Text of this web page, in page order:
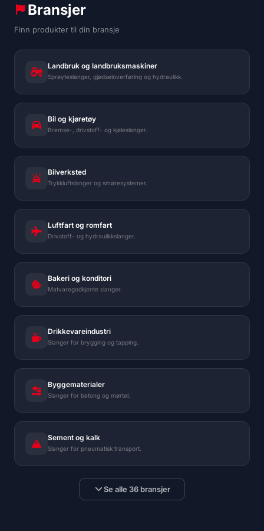
Bransjer
Finn produkter til din bransje
Landbruk og landbruksmaskiner
Sprøyteslanger, gjødseloverføring og hydraulikk.
Bil og kjøretøy
Bremse-, drivstoff- og kjøleslanger.
Bilverksted
Trykkluftslanger og smøresystemer.
Luftfart og romfart
Drivstoff- og hydraulikkslanger.
Bakeri og konditori
Matvaregodkjente slanger.
Drikkevareindustri
Slanger for brygging og tapping.
Byggematerialer
Slanger for betong og mørtel.
Sement og kalk
Slanger for pneumatisk transport.
Se alle 36 bransjer